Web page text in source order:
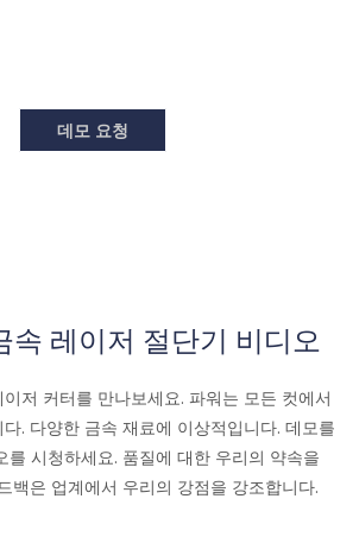
데모 요청
속 레이저 절단기 비디오
저 커터를 만나보세요. 파워는 모든 컷에서
. 다양한 금속 재료에 이상적입니다. 데모를
를 시청하세요. 품질에 대한 우리의 약속을
백은 업계에서 우리의 강점을 강조합니다.